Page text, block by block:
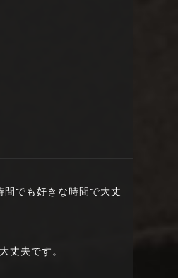
でも好きな時間で大丈
丈夫です。